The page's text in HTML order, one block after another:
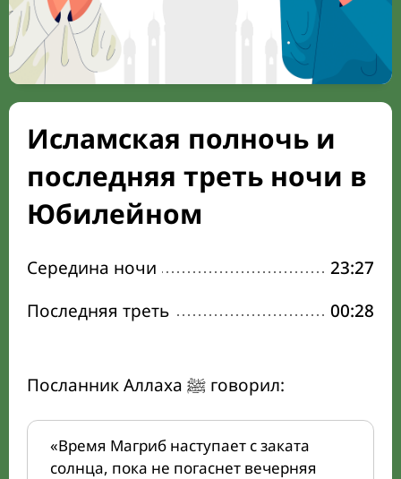
Исламская полночь и
последняя треть ночи в
Юбилейном
Середина ночи
23:27
Последняя треть
00:28
Посланник Аллаха ﷺ говорил:
«Время Магриб наступает с заката
солнца, пока не погаснет вечерняя